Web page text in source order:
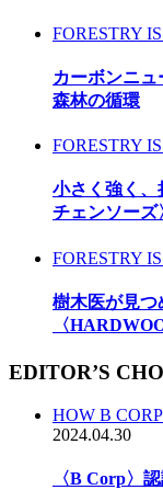
FORESTRY
カーボンニ
森林の循環
FORESTRY
小さく強く、
チェンソーズ
FORESTRY
樹木医が見つ
〈
EDITOR’S
HOW B
2024.04.30
〈B Corp〉